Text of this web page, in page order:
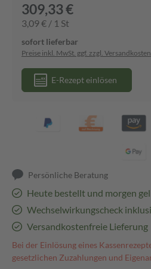
309,33 €
3,09 € / 1 St
sofort lieferbar
Preise inkl. MwSt. ggf. zzgl. Versandkosten
E-Rezept einlösen
Persönliche Beratung
Heute bestellt und morgen
Wechselwirkungscheck
Versandkostenfreie Lieferung
Bei der Einlösung eines
gesetzlichen Zuzahlungen und